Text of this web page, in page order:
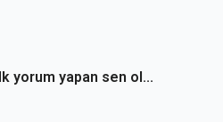
yorum yapan sen ol...